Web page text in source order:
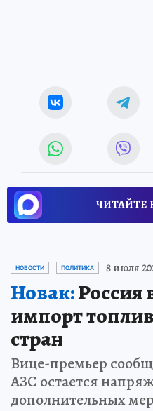
ЧИТАЙТЕ
НОВОСТИ ПОЛИТИКА 8 июля
Новак:Россия
импорт
стран
Вице-премьер
АЗС остается
дополнительных мер